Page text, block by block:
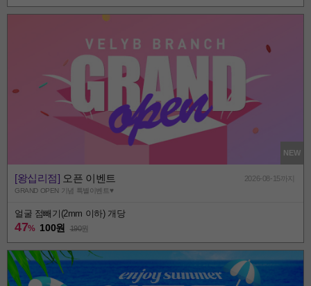
NEW
[왕십리점] 오픈 이벤트 2026-08-15까지
GRAND OPEN 기념 특별이벤트♥
얼굴 점빼기(2mm 이하) 개당
47% 100원 190원